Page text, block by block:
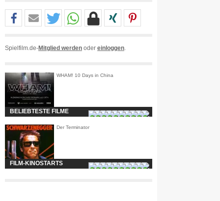
Spielfilm.de-Mitglied werden oder einloggen
WHAM! 10 Days in China
BELIEBTESTE FILME
Der Terminator
FILM-KINOSTARTS